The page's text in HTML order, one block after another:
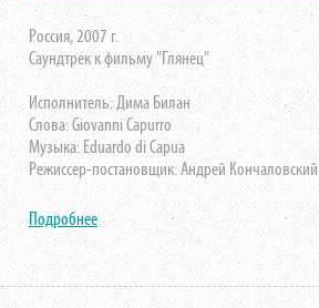
Россия, 2007 г.
Саундтрек к фильму "Глянец"
Исполнитель: Дима Билан
Слова: Giovanni Capurro
Музыка: Eduardo di Capua
Режиссер-постановщик: Андрей Кончаловский
Подробнее